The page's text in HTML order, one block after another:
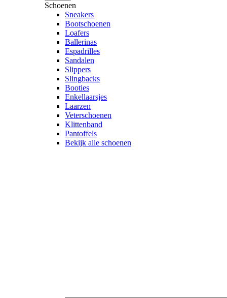
Schoenen
Sneakers
Bootschoenen
Loafers
Ballerinas
Espadrilles
Sandalen
Slippers
Slingbacks
Booties
Enkellaarsjes
Laarzen
Veterschoenen
Klittenband
Pantoffels
Bekijk alle schoenen